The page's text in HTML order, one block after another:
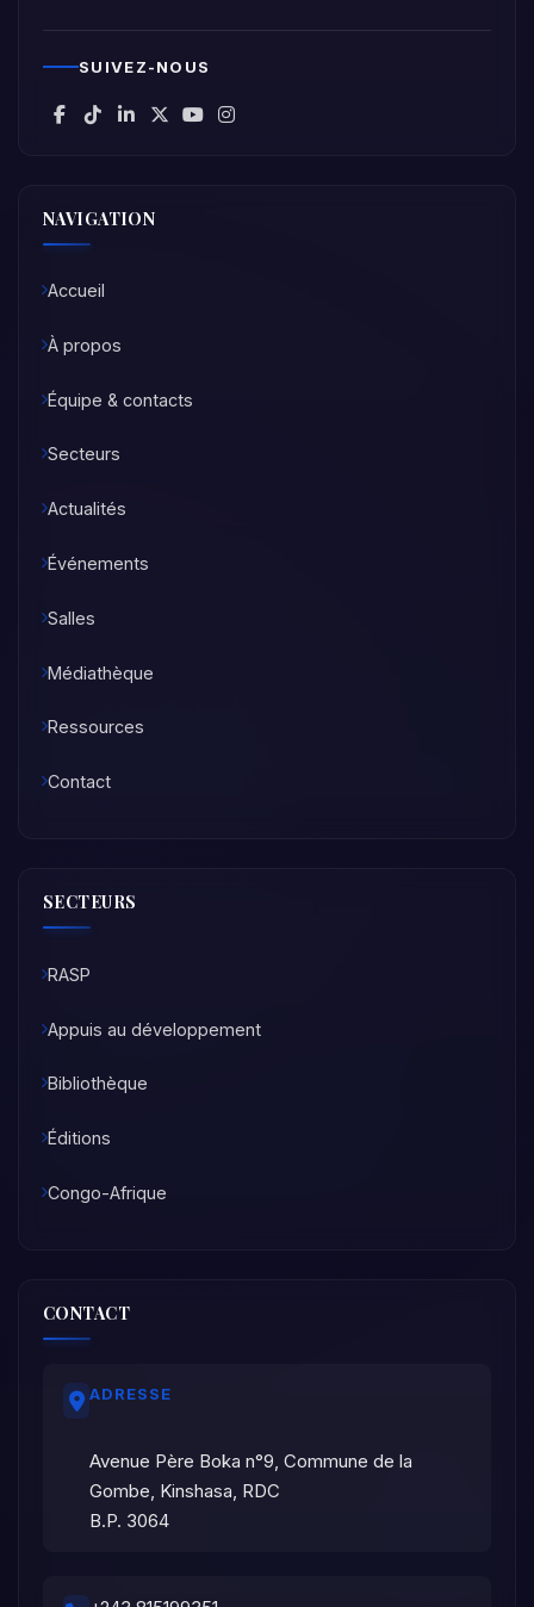
SUIVEZ-NOUS
NAVIGATION
Accueil
À propos
Équipe & contacts
Secteurs
Actualités
Événements
Salles
Médiathèque
Ressources
Contact
SECTEURS
RASP
Appuis au développement
Bibliothèque
Éditions
Congo-Afrique
CONTACT
ADRESSE
Avenue Père Boka n°9, Commune de la
Gombe, Kinshasa, RDC
B.P. 3064